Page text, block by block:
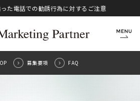
CLOSE
た電話での勧誘行為に対するご注意
募集要項 FAQ